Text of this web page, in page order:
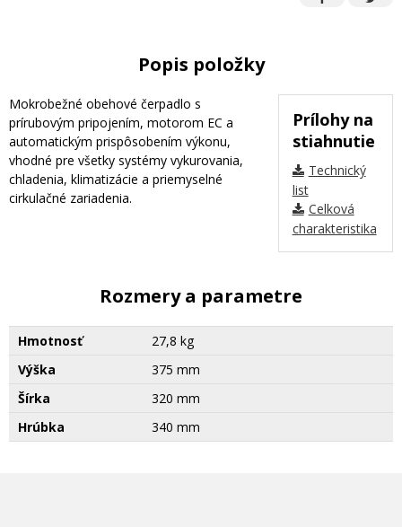
Popis položky
Prílohy na
stiahnutie
Technický
list
Celková
charakteristika
Mokrobežné obehové čerpadlo s
prírubovým pripojením, motorom EC a
automatickým prispôsobením výkonu,
vhodné pre všetky systémy vykurovania,
chladenia, klimatizácie a priemyselné
cirkulačné zariadenia.
Rozmery a parametre
Hmotnosť
27,8 kg
Výška
375 mm
Šírka
320 mm
Hrúbka
340 mm